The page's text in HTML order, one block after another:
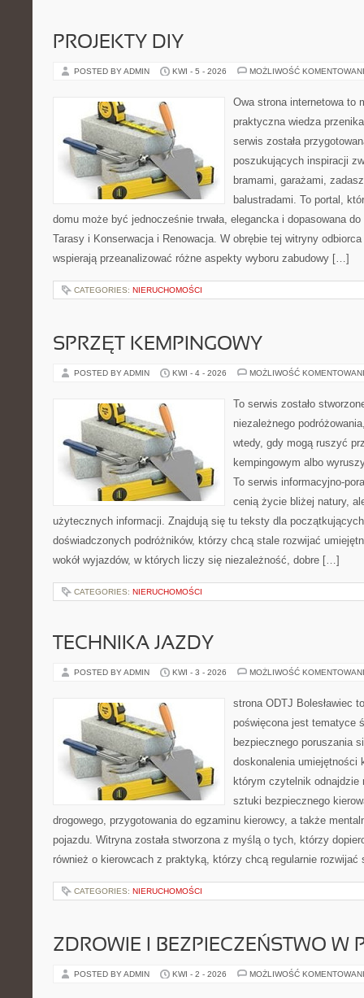
PROJEKTY DIY
POSTED BY ADMIN KWI - 5 - 2026 MOŻLIWOŚĆ
Owa strona internetowa to
praktyczna wiedza
serwis została
poszukujących inspiracji
bramami, garażami,
balustradami. To portal,
domu może być jednocześnie trwała, elegancka i dopasowana
Tarasy i Konserwacja i Renowacja. W obrębie tej witryny
wspierają przeanalizować różne aspekty wyboru zabudowy […]
CATEGORIES: NIERUCHOMOŚCI
SPRZĘT KEMPINGOWY
POSTED BY ADMIN KWI - 4 - 2026 MOŻLIWOŚĆ
To serwis zostało
niezależnego
wtedy, gdy mogą ruszyć
kempingowym albo
To serwis informacyjno-
cenią życie bliżej natury,
użytecznych informacji. Znajdują się tu teksty dla
doświadczonych podróżników, którzy chcą stale rozwijać
wokół wyjazdów, w których liczy się niezależność, dobre […]
CATEGORIES: NIERUCHOMOŚCI
TECHNIKA JAZDY
POSTED BY ADMIN KWI - 3 - 2026 MOŻLIWOŚĆ
strona ODTJ Bolesławiec
poświęcona jest tematyce
bezpiecznego poruszania
doskonalenia umiejętności
którym czytelnik odnajdzie
sztuki bezpiecznego
drogowego, przygotowania do egzaminu kierowcy, a także
pojazdu. Witryna została stworzona z myślą o tych, którzy
również o kierowcach z praktyką, którzy chcą regularnie
CATEGORIES: NIERUCHOMOŚCI
ZDROWIE I BEZPIECZEŃSTWO W
POSTED BY ADMIN KWI - 2 - 2026 MOŻLIWOŚĆ